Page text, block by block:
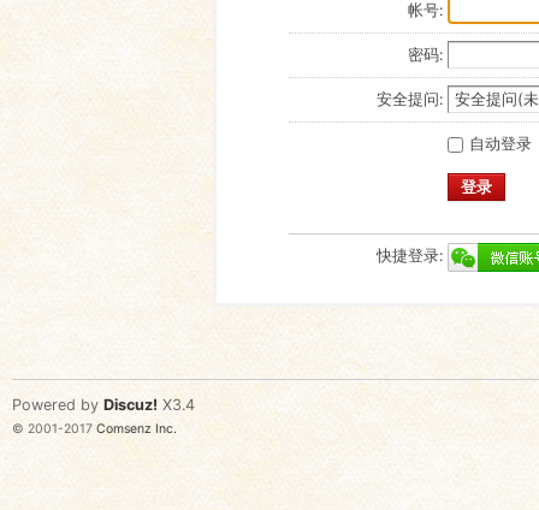
帐号:
密码:
安全提问:
自动登录
登录
快捷登录:
Powered by Discuz! X3.4
© 2001-2017 Comsenz Inc.